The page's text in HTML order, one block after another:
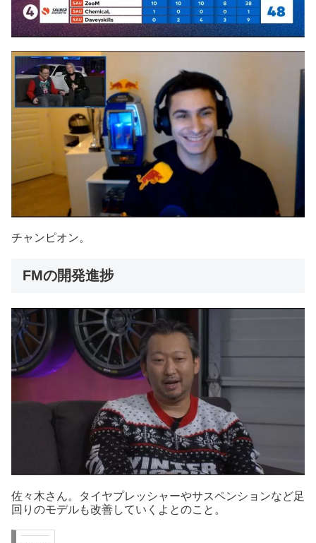
チャンピオン。
FMの開発進捗
佐々木さん。タイヤプレッシャーやサスペンションなど足
回りのモデルも改善していくよとのこと。